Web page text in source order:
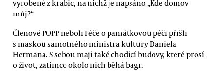
vyrobené z krabic, na nichž je napsáno „Kde domov
můj?“.
Členové POPP neboli Péče o památkovou péči přišli
s maskou samotného ministra kultury Daniela
Hermana. S sebou mají také chodící budovy, které prosí
o život, zatímco okolo nich běhá bagr.